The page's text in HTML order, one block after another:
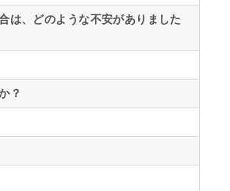
は、どのような不安がありました
？